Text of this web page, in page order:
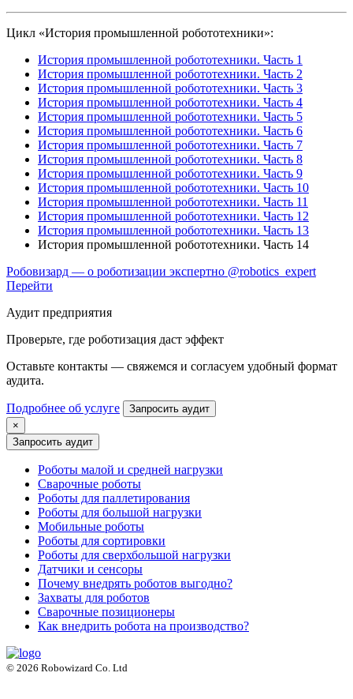
Цикл «История промышленной робототехники»:
История промышленной робототехники. Часть 1
История промышленной робототехники. Часть 2
История промышленной робототехники. Часть 3
История промышленной робототехники. Часть 4
История промышленной робототехники. Часть 5
История промышленной робототехники. Часть 6
История промышленной робототехники. Часть 7
История промышленной робототехники. Часть 8
История промышленной робототехники. Часть 9
История промышленной робототехники. Часть 10
История промышленной робототехники. Часть 11
История промышленной робототехники. Часть 12
История промышленной робототехники. Часть 13
История промышленной робототехники. Часть 14
Робовизард — о роботизации экспертно @robotics_expert
Перейти
Аудит предприятия
Проверьте, где роботизация даст эффект
Оставьте контакты — свяжемся и согласуем удобный формат
аудита.
Подробнее об услуге
Запросить аудит
×
Запросить аудит
Роботы малой и средней нагрузки
Сварочные роботы
Роботы для паллетирования
Роботы для большой нагрузки
Мобильные роботы
Роботы для сортировки
Роботы для сверхбольшой нагрузки
Датчики и сенсоры
Почему внедрять роботов выгодно?
Захваты для роботов
Сварочные позиционеры
Как внедрить робота на производство?
© 2026 Robowizard Co. Ltd